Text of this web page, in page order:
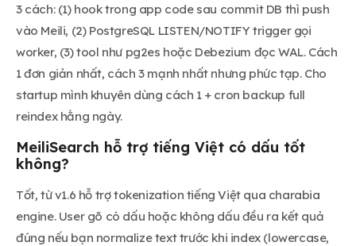
3 cách: (1) hook trong app code sau commit DB thì push
vào Meili, (2) PostgreSQL LISTEN/NOTIFY trigger gọi
worker, (3) tool như pg2es hoặc Debezium đọc WAL. Cách
1 đơn giản nhất, cách 3 mạnh nhất nhưng phức tạp. Cho
startup mình khuyên dùng cách 1 + cron backup full
reindex hằng ngày.
MeiliSearch hỗ trợ tiếng Việt có dấu tốt
không?
Tốt, từ v1.6 hỗ trợ tokenization tiếng Việt qua charabia
engine. User gõ có dấu hoặc không dấu đều ra kết quả
đúng nếu bạn normalize text trước khi index (lowercase,